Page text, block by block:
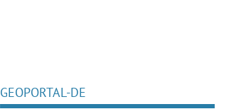
GEOPORTAL-DE